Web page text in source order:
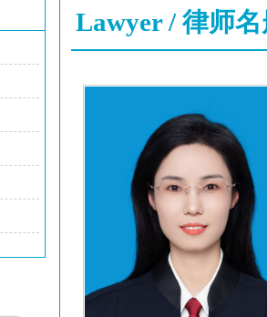
Lawyer / 律师